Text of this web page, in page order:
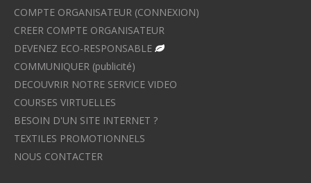
COMPTE ORGANISATEUR (CONNEXION)
CREER COMPTE ORGANISATEUR
DEVENEZ ECO-RESPONSABLE
COMMUNIQUER (publicité)
DECOUVRIR NOTRE SERVICE VIDEO
COURSES VIRTUELLES
BESOIN D'UN SITE INTERNET ?
TEXTILES PROMOTIONNELS
NOUS CONTACTER